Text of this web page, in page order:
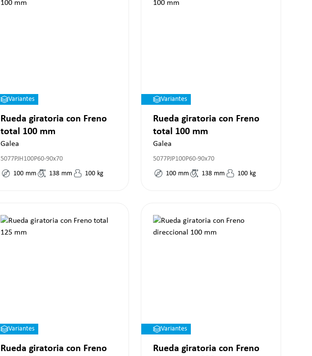
Variantes
Rueda giratoria con Freno
total 100 mm
Galea
5077PJH100P60-90x70
100 mm 138 mm 100 kg
Variantes
Rueda giratoria con Freno
total 100 mm
Galea
5077PJP100P60-90x70
100 mm 138 mm 100 kg
Variantes
Rueda giratoria con Freno
Variantes
Rueda giratoria con Freno